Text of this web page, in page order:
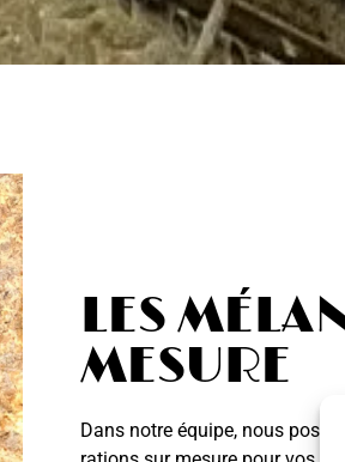
LES
MESURE
Dans notre équipe, nous